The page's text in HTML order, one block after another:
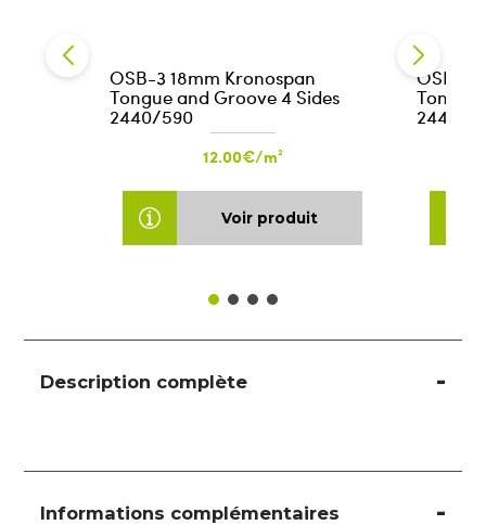
OSB-3 18mm Kronospan
Tongue and Groove 4 Sides
2440/590
12.00€/m²
Voir produit
OSB-3
Tongue
2440/
Description complète
Informations complémentaires